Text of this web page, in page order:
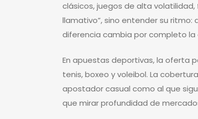
clásicos, juegos de alta
llamativo”, sino entender su
diferencia cambia por completo la
En apuestas deportivas, la oferta
tenis, boxeo y voleibol. La
apostador casual como al que
que mirar profundidad de